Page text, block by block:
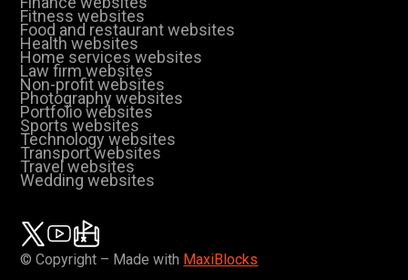
Fitness websites
Food and restaurant websites
Health websites
Home services websites
Law firm websites
Non-profit websites
Photography websites
Portfolio websites
Sports websites
Technology websites
Transport websites
Travel websites
Wedding websites
© Copyright – Made with MaxiBlocks